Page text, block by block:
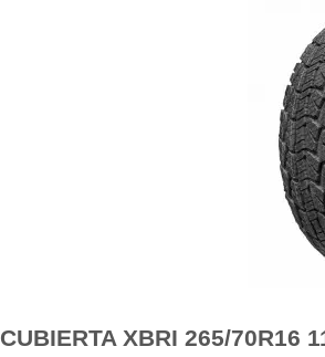
CUBIERTA XBRI 265/70R16